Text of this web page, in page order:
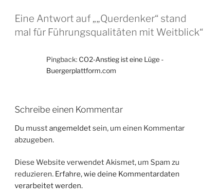
Eine Antwort auf „„Querdenker“ stand
mal für Führungsqualitäten mit Weitblick“
Pingback: CO2-Anstieg ist eine Lüge -
Buergerplattform.com
Schreibe einen Kommentar
Du musstangemeldetsein, um einen Kommentar
abzugeben.
Diese Website verwendet Akismet, um Spam zu
reduzieren. Erfahre, wie deine Kommentardaten
verarbeitet werden.